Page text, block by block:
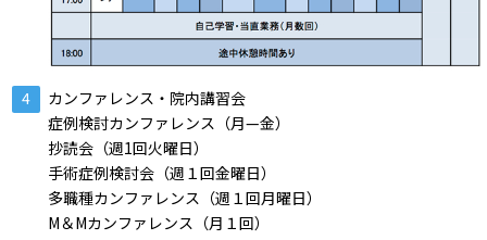
カンファレンス・院内講習会
症例検討カンファレンス（月—金）
抄読会（週1回火曜日）
手術症例検討会（週１回金曜日）
多職種カンファレンス（週１回月曜日）
M＆Mカンファレンス（月１回）